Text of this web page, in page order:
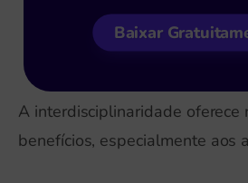
Baixar
A interdisciplinaridade oferece
benefícios, especialmente aos